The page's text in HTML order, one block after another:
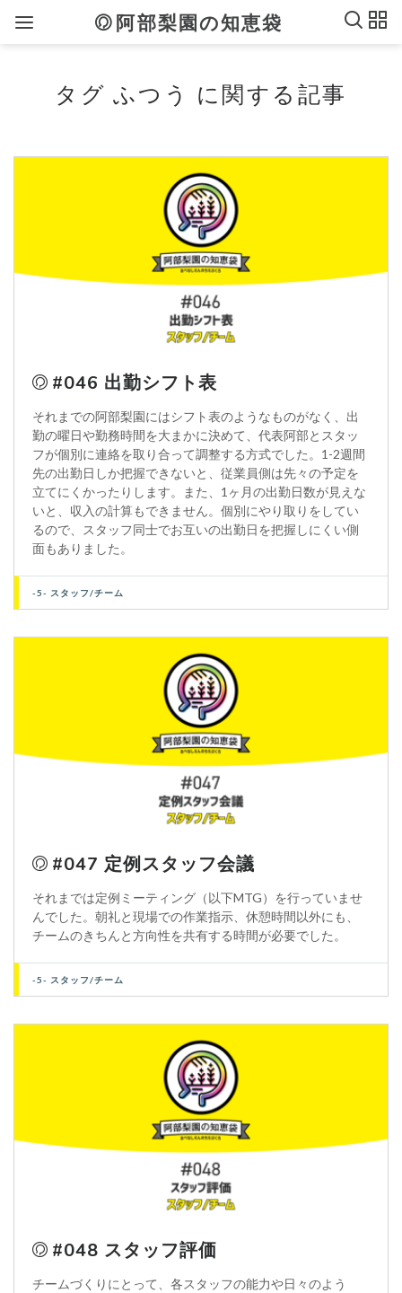
阿部梨園の知恵袋
タグ ふつう に関する記事
#046 出勤シフト表
それまでの阿部梨園にはシフト表のようなものがなく、出
勤の曜日や勤務時間を大まかに決めて、代表阿部とスタッ
フが個別に連絡を取り合って調整する方式でした。1-2週間
先の出勤日しか把握できないと、従業員側は先々の予定を
立てにくかったりします。また、1ヶ月の出勤日数が見えな
いと、収入の計算もできません。個別にやり取りをしてい
るので、スタッフ同士でお互いの出勤日を把握しにくい側
面もありました。
-5- スタッフ/チーム
#047 定例スタッフ会議
それまでは定例ミーティング（以下MTG）を行っていませ
んでした。朝礼と現場での作業指示、休憩時間以外にも、
チームのきちんと方向性を共有する時間が必要でした。
-5- スタッフ/チーム
#048 スタッフ評価
チームづくりにとって、各スタッフの能力や日々のよう